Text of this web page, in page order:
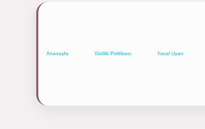
Anasayfa Gizlilik Politikası Yasal Uyarı